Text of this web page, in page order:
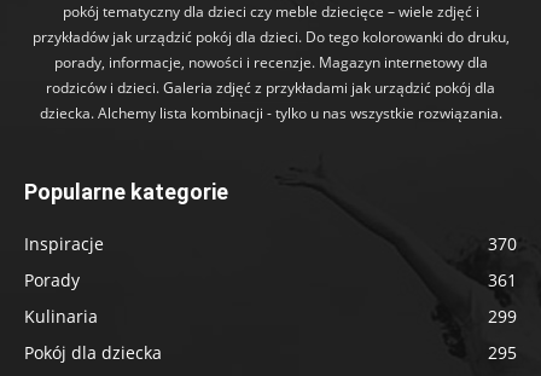
pokój tematyczny dla dzieci czy meble dziecięce – wiele zdjęć i
przykładów jak urządzić pokój dla dzieci. Do tego kolorowanki do druku,
porady, informacje, nowości i recenzje. Magazyn internetowy dla
rodziców i dzieci. Galeria zdjęć z przykładami jak urządzić pokój dla
dziecka. Alchemy lista kombinacji - tylko u nas wszystkie rozwiązania.
Popularne kategorie
Inspiracje
370
Porady
361
Kulinaria
299
Pokój dla dziecka
295